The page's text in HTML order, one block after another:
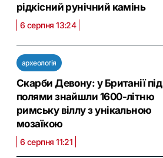
рідкісний рунічний камінь
6 серпня 13:24
археологія
Скарби Девону: у Британії під
полями знайшли 1600-літню
римську віллу з унікальною
мозаїкою
6 серпня 11:21